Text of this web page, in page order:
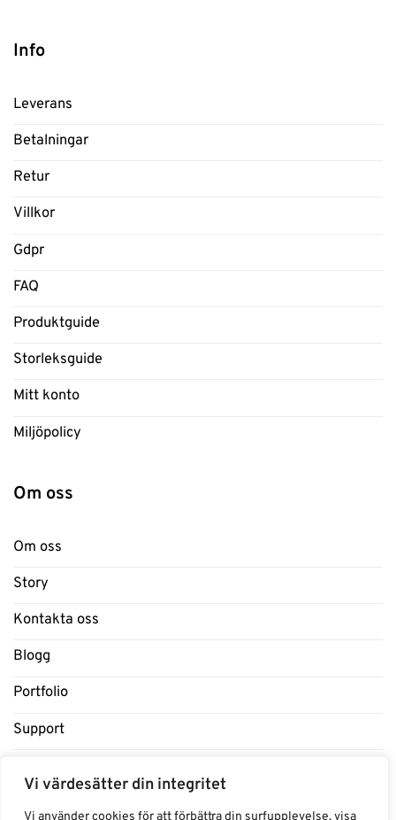
Vi värdesätter din integritet
Vi använder cookies för att förbättra din surfupplevelse, visa
Info
Leverans
Betalningar
Retur
Villkor
Gdpr
FAQ
Produktguide
Storleksguide
Mitt konto
Miljöpolicy
Om oss
Om oss
Story
Kontakta oss
Blogg
Portfolio
Support